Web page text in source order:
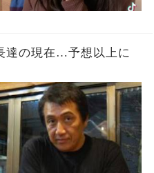
達の現在…予想以上に